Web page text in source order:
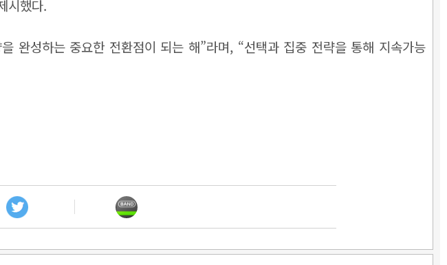
시했다.
완성하는 중요한 전환점이 되는 해”라며, “선택과 집중 전략을 통해 지속가능